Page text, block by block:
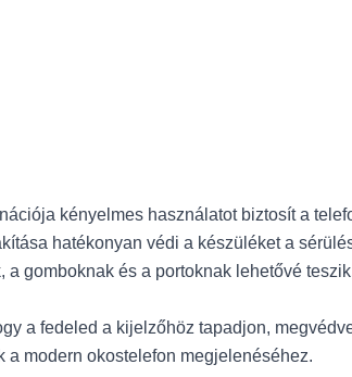
kényelmes használatot biztosít a
hatékonyan védi a készüléket a
gomboknak és a portoknak lehetővé
a fedeled a kijelzőhöz tapadjon,
modern okostelefon megjelenéséhez.